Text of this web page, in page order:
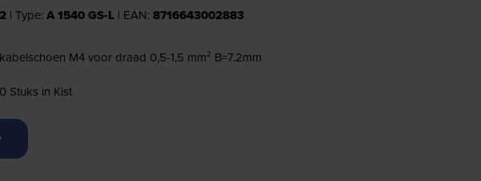
| Type: A 1540 GS-L | EAN: 8716643002883
M4 voor draad 0,5-1,5 mm² B=7.2mm
Stuks in Kist